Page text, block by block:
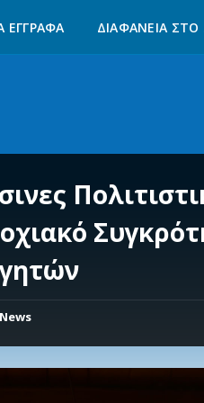
ΈΓΓΡΑΦΑ ΔΙΑΦΆΝΕΙΑ
News